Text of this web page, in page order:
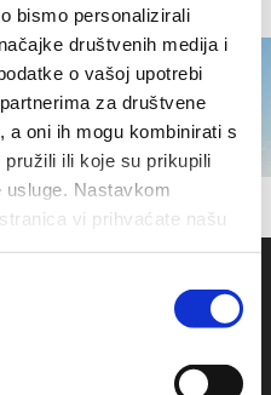
bismo personalizirali
društvenih medija i
o vašoj upotrebi
za društvene
a oni ih mogu kombinirati s
ili koje su prikupili
usluge. Nastavkom
vi prihvaćate našu